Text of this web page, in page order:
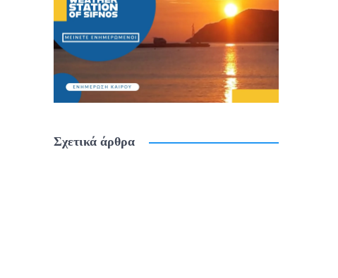
Σχετικά άρθρα